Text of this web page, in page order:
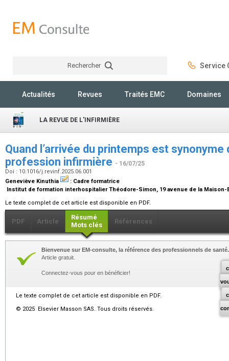
Rechercher Service
Actualités Revues Traités EMC Domaines
LA REVUE DE L'INFIRMIÈRE
Quand l’arrivée du printemps est
profession infirmière - 16/07/25
Doi : 10.1016/j.revinf.2025.06.001
Geneviève Kinuthia
: Cadre formatrice
Institut de formation interhospitalier Théodore-Simon, 19 avenue de la
Le texte complet de cet article est disponible en PDF.
PDF Article
Résumé
Mots clés
Références
Bienvenue sur EM-consulte, la référence des professionnels de santé.
Article gratuit.
Connectez-vous pour en bénéficier!
Le texte complet de cet article est disponible en PDF.
© 2025 Elsevier Masson SAS. Tous droits réservés.